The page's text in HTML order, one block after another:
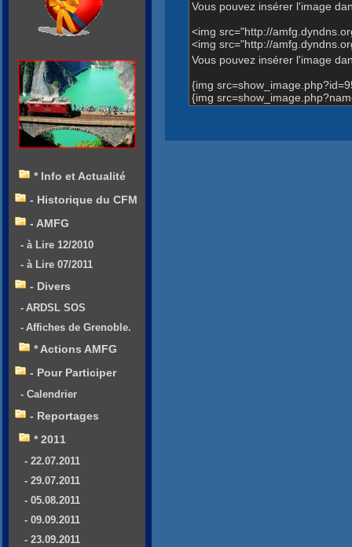
Vous pouvez insérer l'image
<img src="http://
<img src="http://
Vous pouvez insérer l'image
{img
{img
* Info et Actualité
- Historique du CFM
- AMFG
- à Lire 12/2010
- à Lire 07/2011
- Divers
- ARDSL SOS
- Affiches de Grenoble.
* Actions AMFG
- Pour Participer
- Calendrier
- Reportages
* 2011
- 22.07.2011
- 29.07.2011
- 05.08.2011
- 09.09.2011
- 23.09.2011